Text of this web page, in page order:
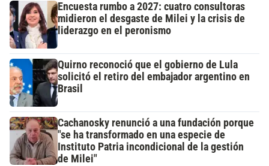
Encuesta rumbo a 2027: cuatro consultoras
midieron el desgaste de Milei y la crisis de
liderazgo en el peronismo
Quirno reconoció que el gobierno de Lula
solicitó el retiro del embajador argentino en
Brasil
Cachanosky renunció a una fundación porque
"se ha transformado en una especie de
Instituto Patria incondicional de la gestión
de Milei"